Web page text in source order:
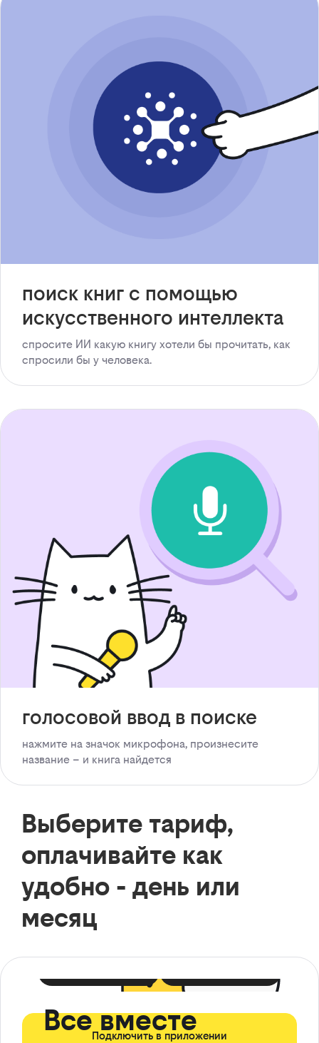
поиск книг с помощью
искусственного интеллекта
спросите ИИ какую книгу хотели бы прочитать, как
спросили бы у человека.
голосовой ввод в поиске
нажмите на значок микрофона, произнесите
название – и книга найдется
Выберите тариф,
оплачивайте как
удобно - день или
месяц
Все вместе
Подключить в приложении